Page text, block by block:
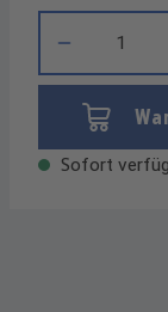
Sofort